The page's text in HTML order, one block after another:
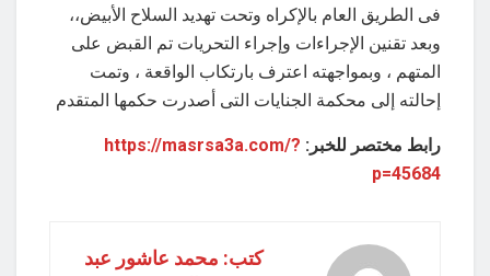
فى الطريق العام بالإكراه وتحت تهديد السلاح الأبيض،،
وبعد تقنين الإجراءات وإجراء التحريات تم القبض على
المتهم ، وبمواجهته اعترف بارتكاب الواقعة ، وتمت
إحالته إلى محكمة الجنايات التى أصدرت حكمها المتقدم
رابط مختصر للخبر: https://masrsa3a.com/?
p=45684
كتب: محمد عاشور عبد